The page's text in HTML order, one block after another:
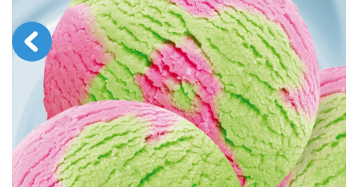
Contactos
Vacantes
PEDIR PRODUCTOS "RUD":
LLEGAR A SER SOCIO